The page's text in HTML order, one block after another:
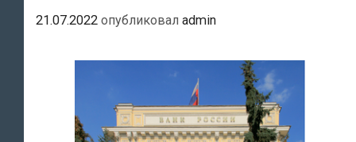
21.07.2022 опубликовал admin